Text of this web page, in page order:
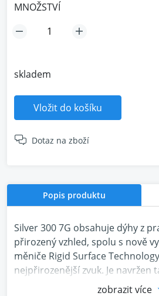
MNOŽSTVÍ
skladem
Vložit do košíku
Dotaz na zboží
Popis produktu
Silver 300 7G obsahuje dýhy z
přirozený vzhled, spolu s nově
měniče Rigid Surface
nejpřirozenější zvuk. Je navržen
zkreslení, takže když je vaše
zobrazit více